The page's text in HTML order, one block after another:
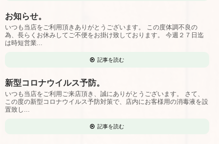
お知らせ。
いつも当店をご利用頂きありがとうございます。 この度体調不良の
為、長らくお休みしてご不便をお掛け致しております。 今週２７日迄
は時短営業...
記事を読む
新型コロナウイルス予防。
いつも当店をご利用ご来店頂き、誠にありがとうございます。 さて、
この度の新型コロナウイルス予防対策で、店内にお客様用の消毒液を設
置致し...
記事を読む